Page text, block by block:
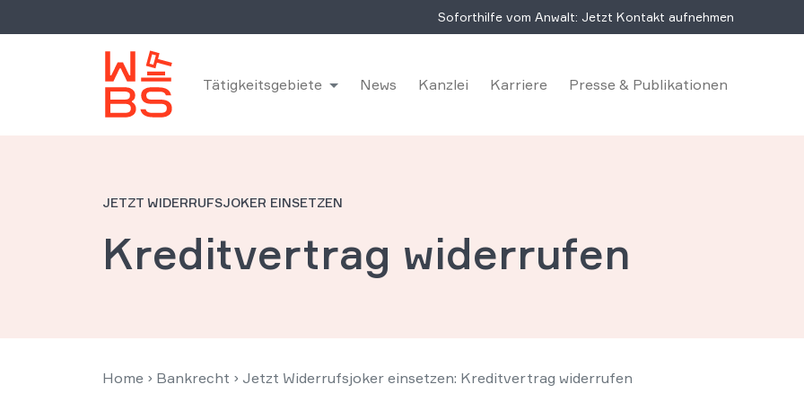
Soforthilfe vom Anwalt: Jetzt Kontakt aufnehmen
Tätigkeitsgebiete News Kanzlei Karriere Presse & Publikationen
JETZT WIDERRUFSJOKER EINSETZEN
Kreditvertrag widerrufen
Home › Bankrecht › Jetzt Widerrufsjoker einsetzen: Kreditvertrag widerrufen